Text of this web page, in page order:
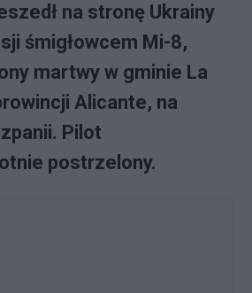
na stronę Ukrainy
śmigłowcem Mi-8,
martwy w gminie La
Alicante, na
Pilot
postrzelony.